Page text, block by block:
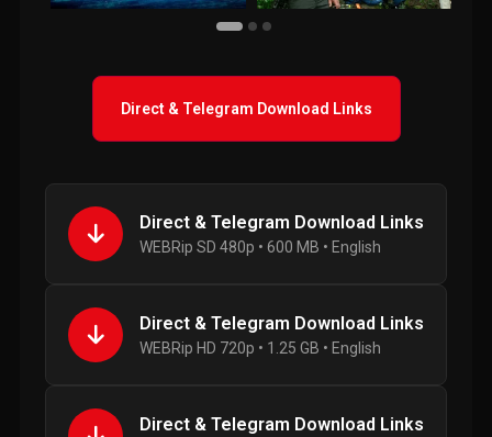
Direct & Telegram Download Links
Direct & Telegram Download Links
WEBRip SD 480p • 600 MB • English
Direct & Telegram Download Links
WEBRip HD 720p • 1.25 GB • English
Direct & Telegram Download Links